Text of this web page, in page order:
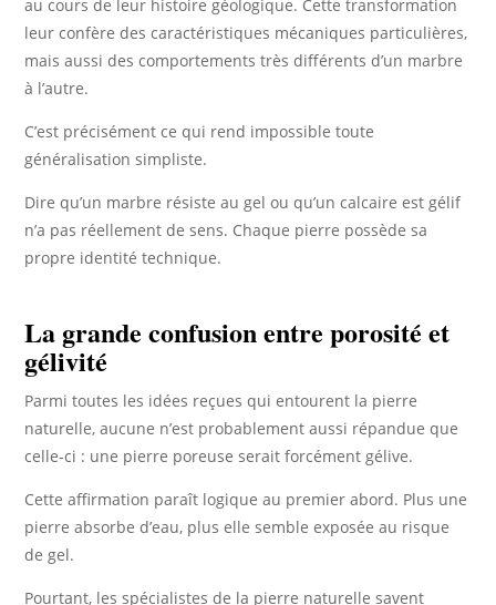
au cours de leur histoire géologique. Cette transformation
leur confère des caractéristiques mécaniques particulières,
mais aussi des comportements très différents d’un marbre
à l’autre.
C’est précisément ce qui rend impossible toute
généralisation simpliste.
Dire qu’un marbre résiste au gel ou qu’un calcaire est gélif
n’a pas réellement de sens. Chaque pierre possède sa
propre identité technique.
La grande confusion entre porosité et
gélivité
Parmi toutes les idées reçues qui entourent la pierre
naturelle, aucune n’est probablement aussi répandue que
celle-ci : une pierre poreuse serait forcément gélive.
Cette affirmation paraît logique au premier abord. Plus une
pierre absorbe d’eau, plus elle semble exposée au risque
de gel.
Pourtant, les spécialistes de la pierre naturelle savent